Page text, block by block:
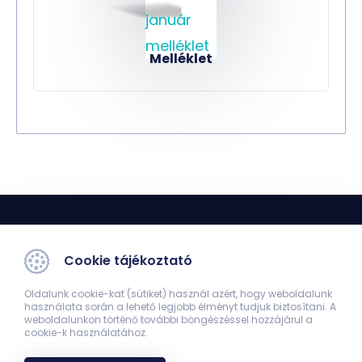
Melléklet
Orvoskari Hírmondó
7624 Pécs, Szigeti út 12.
Cookie tájékoztató
Oldalunk cookie-kat (sütiket) használ azért, hogy weboldalunk
használata során a lehető legjobb élményt tudjuk biztosítani. A
weboldalunkon történő további böngészéssel hozzájárul a
cookie-k használatához.